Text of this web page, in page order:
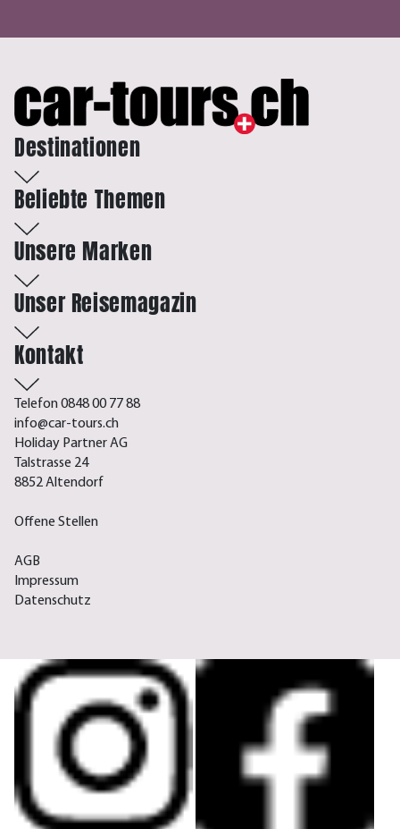
Destinationen
Beliebte Themen
Unsere Marken
Unser Reisemagazin
Kontakt
Telefon 0848 00 77 88
info@car-tours.ch
Holiday Partner AG
Talstrasse 24
8852 Altendorf
Offene Stellen
AGB
Impressum
Datenschutz